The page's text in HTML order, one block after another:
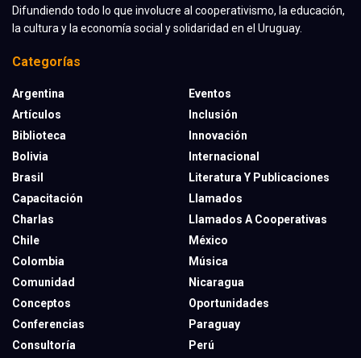
Difundiendo todo lo que involucre al cooperativismo, la educación,
la cultura y la economía social y solidaridad en el Uruguay.
Categorías
Argentina
Artículos
Biblioteca
Bolivia
Brasil
Capacitación
Charlas
Chile
Colombia
Comunidad
Conceptos
Conferencias
Consultoría
Eventos
Inclusión
Innovación
Internacional
Literatura Y Publicaciones
Llamados
Llamados A Cooperativas
México
Música
Nicaragua
Oportunidades
Paraguay
Perú